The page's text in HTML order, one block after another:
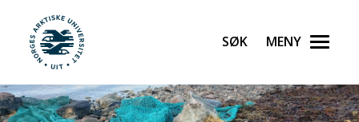
Gå til hovedinnhold
UiT Norges arktiske universitet
Søk Meny